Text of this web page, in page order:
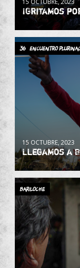
¡Gritamos
36° Encuentro
15 OCTUBRE, 2023
Llegamos a
Bariloche